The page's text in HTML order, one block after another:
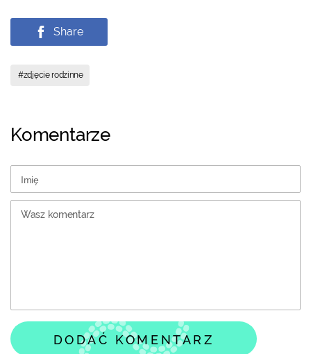
Share
Komentarze
DODAĆ KOMENTARZ
#zdjęcie rodzinne